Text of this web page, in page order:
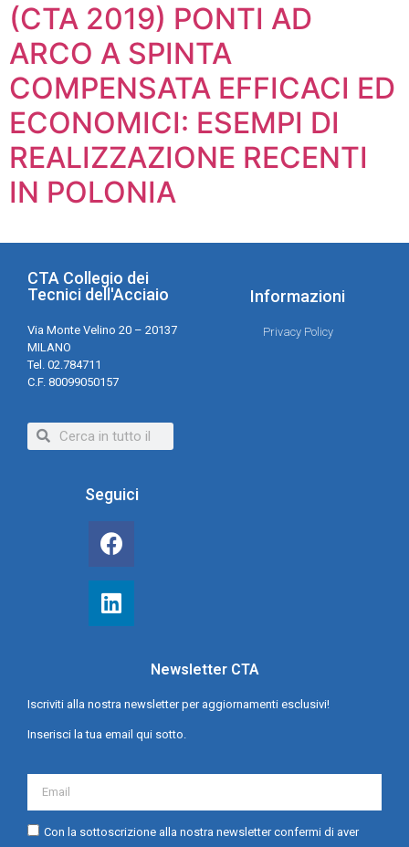
(CTA 2019) PONTI AD
ARCO A SPINTA
COMPENSATA EFFICACI ED
ECONOMICI: ESEMPI DI
REALIZZAZIONE RECENTI
IN POLONIA
CTA Collegio dei
Tecnici dell'Acciaio
Via Monte Velino 20 – 20137
MILANO
Tel. 02.784711
C.F. 80099050157
Informazioni
Privacy Policy
Seguici
Newsletter CTA
Iscriviti alla nostra newsletter per aggiornamenti esclusivi!
Inserisci la tua email qui sotto.
Con la sottoscrizione alla nostra newsletter confermi di aver